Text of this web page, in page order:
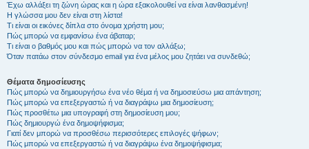
Έχω αλλάξει τη ζώνη ώρας και η ώρα εξακολουθεί να είναι λανθασμένη!
Η γλώσσα μου δεν είναι στη λίστα!
Τι είναι οι εικόνες δίπλα στο όνομα χρήστη μου;
Πώς μπορώ να εμφανίσω ένα άβαταρ;
Τι είναι ο βαθμός μου και πώς μπορώ να τον αλλάξω;
Όταν πατάω στον σύνδεσμο email για ένα μέλος μου ζητάει να συνδεθώ;
Θέματα δημοσίευσης
Πώς μπορώ να δημιουργήσω ένα νέο θέμα ή να δημοσιεύσω μια απάντηση;
Πώς μπορώ να επεξεργαστώ ή να διαγράψω μια δημοσίευση;
Πώς προσθέτω μια υπογραφή στη δημοσίευση μου;
Πώς δημιουργώ ένα δημοψήφισμα;
Γιατί δεν μπορώ να προσθέσω περισσότερες επιλογές ψήφων;
Πώς μπορώ να επεξεργαστώ ή να διαγράψω ένα δημοψήφισμα;